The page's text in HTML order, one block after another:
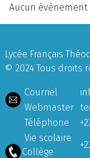
Aucun évènement
Lycée Français
© 2024 Tous droits
Courriel
Webmaster
Téléphone
Vie scolaire
Collège